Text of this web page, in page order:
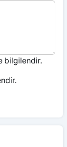
bilgilendir.